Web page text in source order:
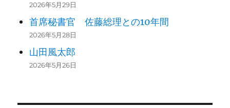
2026年5月29日
首席秘書官 佐藤総理との10年間
2026年5月28日
山田風太郎
2026年5月26日